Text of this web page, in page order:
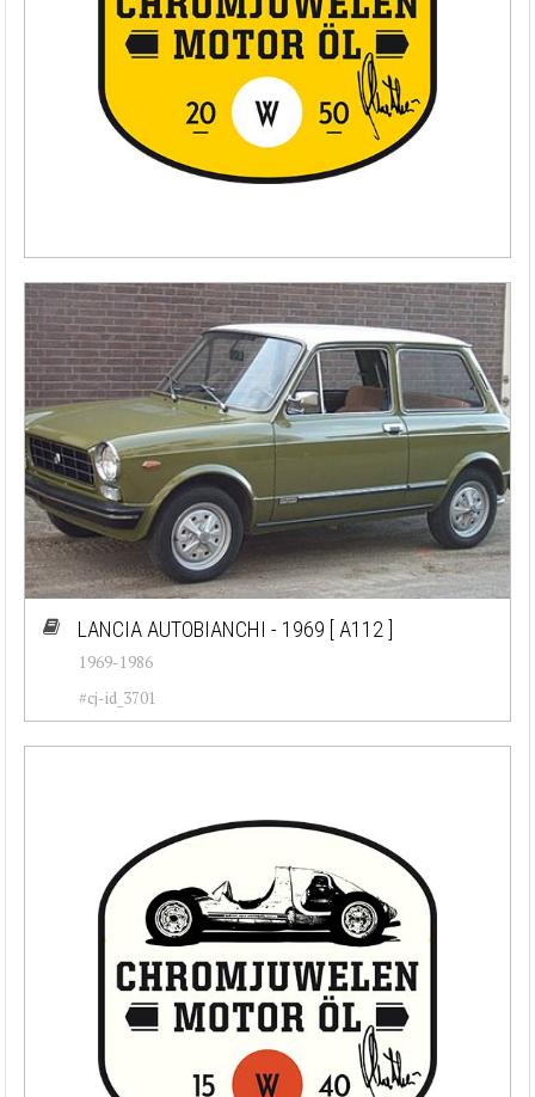
LANCIA AUTOBIANCHI - 1969 [ A112 ]
1969-1986
#cj-id_3701